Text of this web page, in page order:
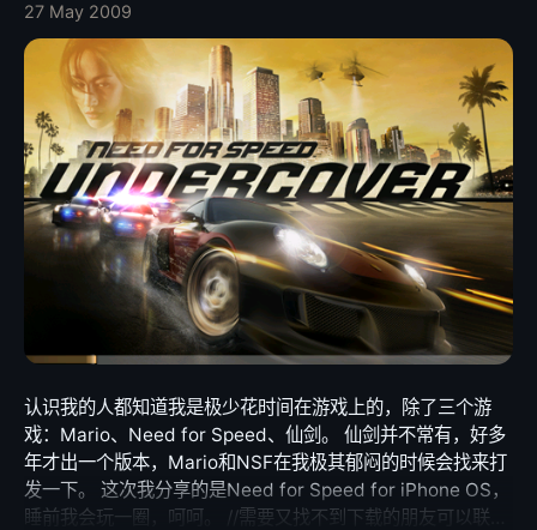
27 May 2009
认识我的人都知道我是极少花时间在游戏上的，除了三个游
戏：Mario、Need for Speed、仙剑。 仙剑并不常有，好多
年才出一个版本，Mario和NSF在我极其郁闷的时候会找来打
发一下。 这次我分享的是Need for Speed for iPhone OS，
睡前我会玩一圈，呵呵。 //需要又找不到下载的朋友可以联系